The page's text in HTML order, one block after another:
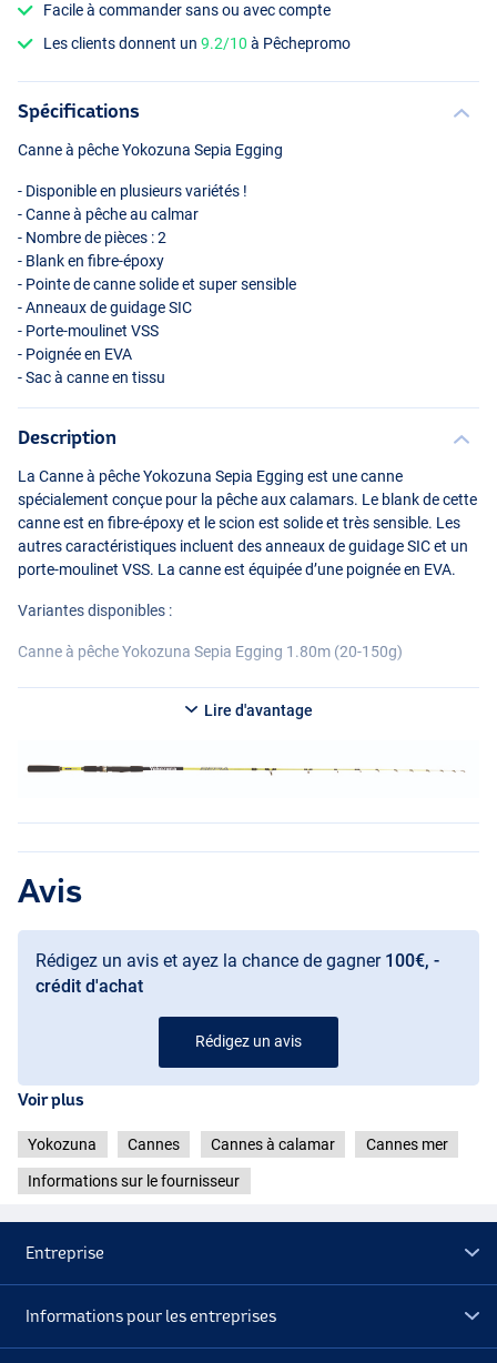
Facile à commander sans ou avec compte
Les clients donnent un9.2/10 à Pêchepromo
Spécifications
Canne à pêche Yokozuna Sepia Egging
- Disponible en plusieurs variétés !
- Canne à pêche au calmar
- Nombre de pièces : 2
- Blank en fibre-époxy
- Pointe de canne solide et super sensible
- Anneaux de guidageSIC
- Porte-moulinet VSS
- Poignée en EVA
- Sac à canne en tissu
Description
La Canne à pêche Yokozuna Sepia Egging est une canne
spécialement conçue pour la pêche aux calamars. Le blank de cette
canne est en fibre-époxy et le scion est solide et très sensible. Les
autres caractéristiques incluent des anneaux de guidageSICet un
porte-moulinet VSS. La canne est équipée d’une poignée en EVA.
Variantes disponibles :
Canne à pêche Yokozuna Sepia Egging 1.80m (20-150g)
- Longueur : 1.80m
- Poids de la fonte : 20-150g
- Poids : 149g
- Longueur de transport : 1.10m
Lire d'avantage
Avis
Rédigez un avis et ayez la chance de gagner 100€, -
crédit d'achat
Rédigez un avis
Voir plus
Yokozuna Cannes Cannes à calamar Cannes mer
Informations sur le fournisseur
Entreprise
Informations pour les entreprises